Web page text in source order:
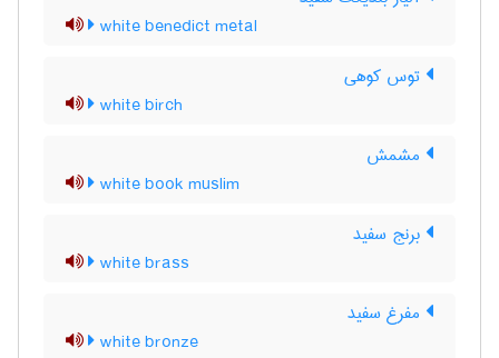
white benedict metal
توس کوهی
white birch
مشمش
white book muslim
برنج سفید
white brass
مفرغ سفید
white bronze